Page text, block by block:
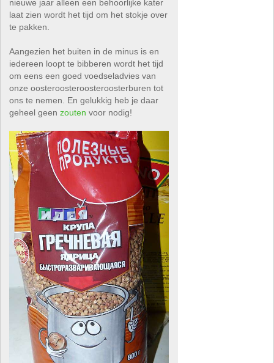
nieuwe jaar alleen een behoorlijke kater
laat zien wordt het tijd om het stokje over
te pakken.
Aangezien het buiten in de minus is en
iedereen loopt te bibberen wordt het tijd
om eens een goed voedseladvies van
onze oosteroosteroosteroosterburen tot
ons te nemen. En gelukkig heb je daar
geheel geenzouten voor nodig!